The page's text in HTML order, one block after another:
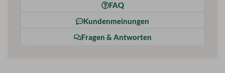
FAQ
Kundenmeinungen
Fragen & Antworten